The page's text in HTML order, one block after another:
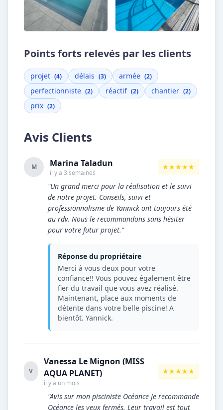
Points forts relevés par les clients
projet (4) délais (3) armée (2)
perfectionniste (2) réactif (2) chantier (2)
prix (2)
Avis Clients
M Marina Taladun
il y a 3 semaines
★★★★★
"Un grand merci pour la réalisation et le suivi
de notre projet. Conseils, suivi et
professionnalisme de Yannick ont toujours été
au rdv. Nous le recommandons sans hésiter
pour votre futur projet."
Réponse du propriétaire
Merci à vous deux pour votre
confiance!! Vous pouvez également être
fier du travail que vous avez réalisé.
Maintenant, place aux moments de
détente dans votre belle piscine! A
bientôt. Yannick.
V
Vanessa Le Mignon (MISS
AQUA PLANET)
il y a un mois
★★★★★
"Avis sur mon pisciniste Océance Je recommande
Océance les yeux fermés. Leur travail est tout